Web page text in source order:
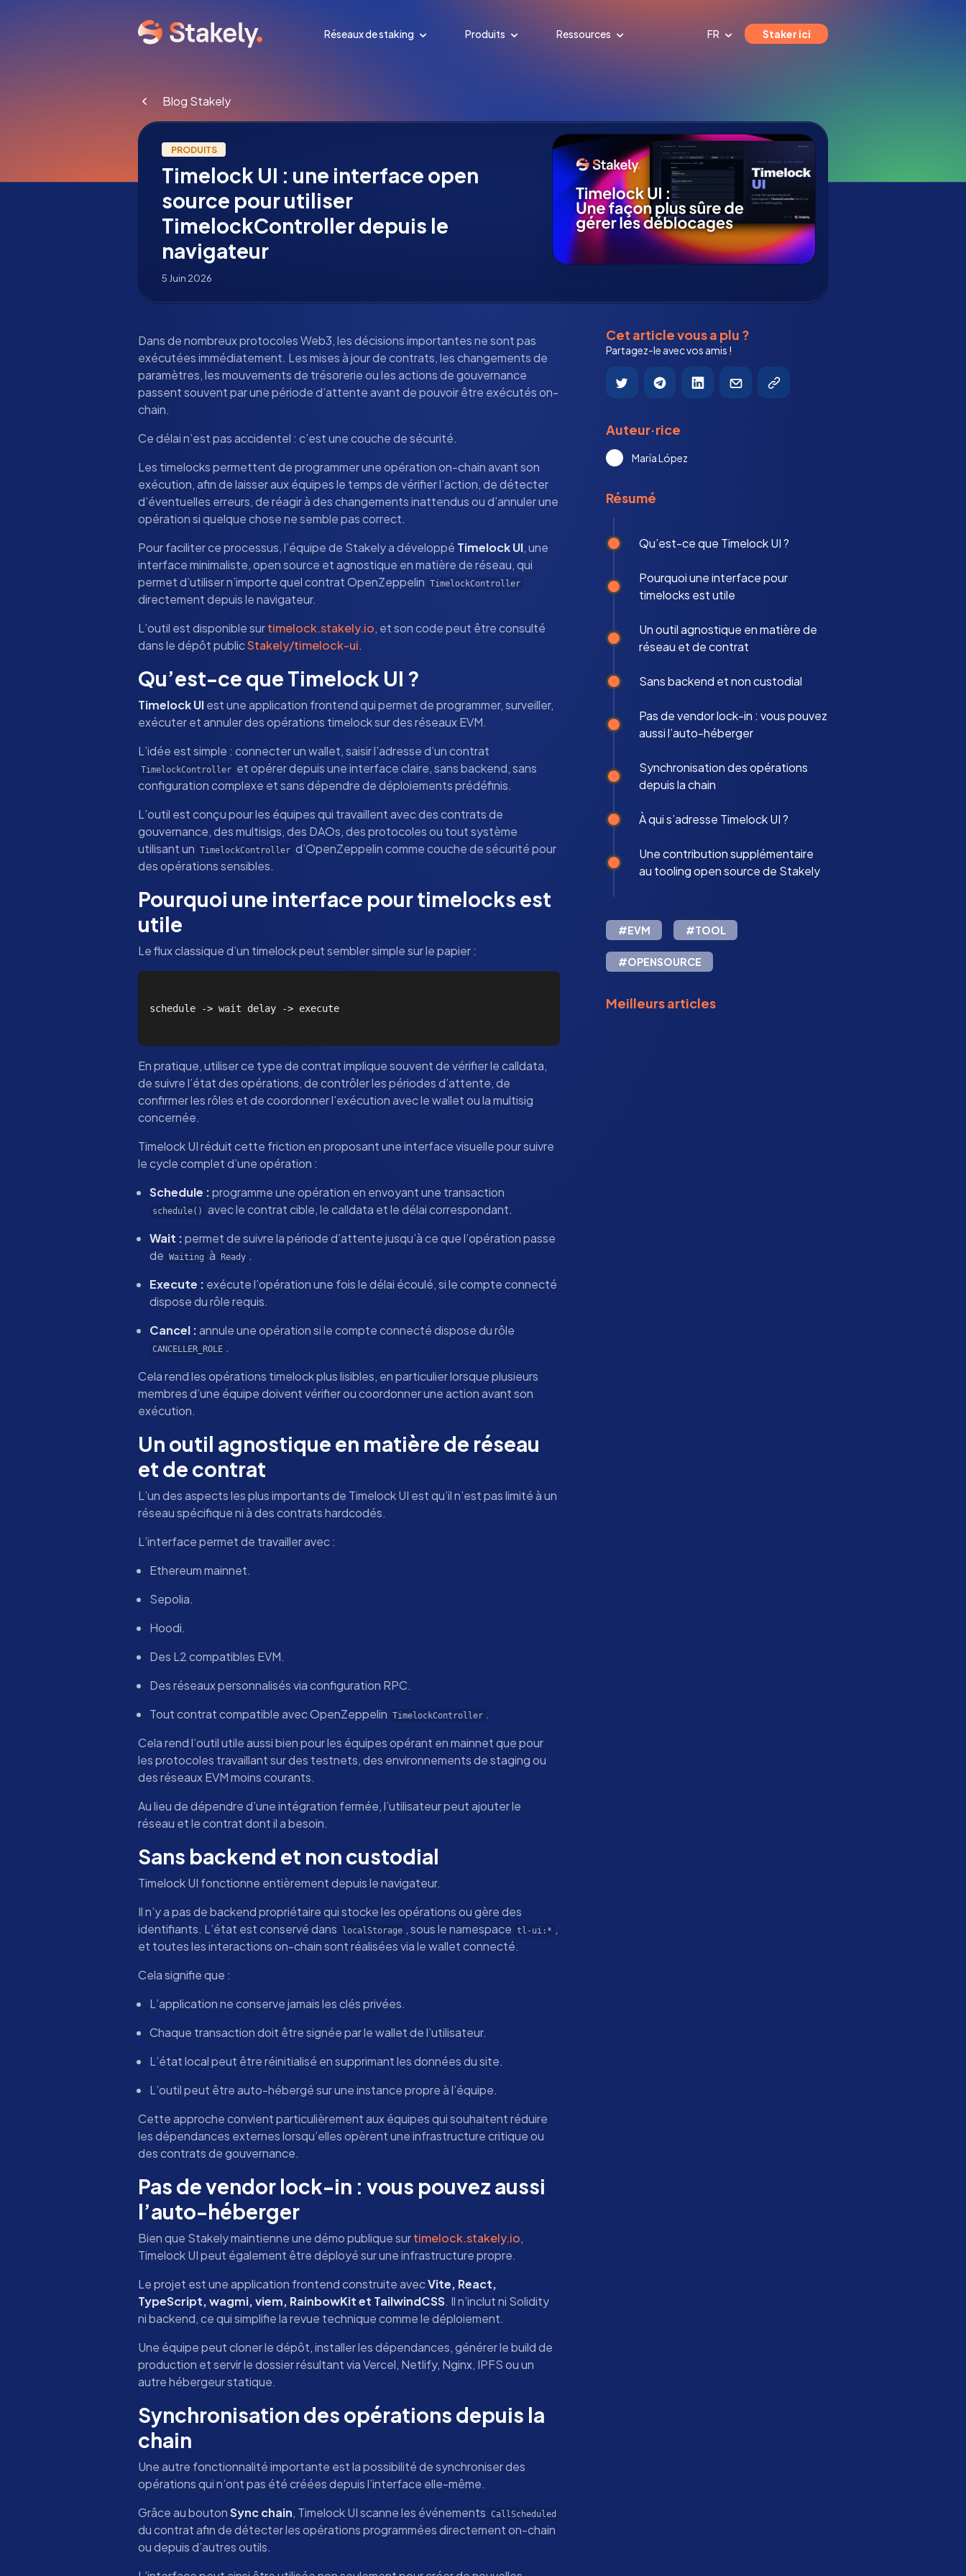
Réseaux de staking Produits Ressources FR Staker ici
Blog Stakely
PRODUITS
Timelock UI : une interface open
source pour utiliser
TimelockController depuis le
navigateur
5 Juin 2026
Dans de nombreux protocoles Web3, les décisions importantes ne sont pas
exécutées immédiatement. Les mises à jour de contrats, les changements de
paramètres, les mouvements de trésorerie ou les actions de gouvernance
passent souvent par une période d’attente avant de pouvoir être exécutés on-
chain.
Ce délai n’est pas accidentel : c’est une couche de sécurité.
Les timelocks permettent de programmer une opération on-chain avant son
exécution, afin de laisser aux équipes le temps de vérifier l’action, de détecter
d’éventuelles erreurs, de réagir à des changements inattendus ou d’annuler une
opération si quelque chose ne semble pas correct.
Pour faciliter ce processus, l’équipe de Stakely a développé Timelock UI, une
interface minimaliste, open source et agnostique en matière de réseau, qui
permet d’utiliser n’importe quel contrat OpenZeppelin TimelockController
directement depuis le navigateur.
L’outil est disponible surtimelock.stakely.io, et son code peut être consulté
dans le dépôt publicStakely/timelock-ui.
Qu’est-ce que Timelock UI ?
Timelock UIest une application frontend qui permet de programmer, surveiller,
exécuter et annuler des opérations timelock sur des réseaux EVM.
L’idée est simple : connecter un wallet, saisir l’adresse d’un contrat
TimelockController et opérer depuis une interface claire, sans backend, sans
configuration complexe et sans dépendre de déploiements prédéfinis.
L’outil est conçu pour les équipes qui travaillent avec des contrats de
gouvernance, des multisigs, des DAOs, des protocoles ou tout système
utilisant un TimelockController d’OpenZeppelin comme couche de sécurité pour
des opérations sensibles.
Pourquoi une interface pour timelocks est
utile
Le flux classique d’un timelock peut sembler simple sur le papier :
schedule -> wait delay -> execute
En pratique, utiliser ce type de contrat implique souvent de vérifier le calldata,
de suivre l’état des opérations, de contrôler les périodes d’attente, de
confirmer les rôles et de coordonner l’exécution avec le wallet ou la multisig
concernée.
Timelock UI réduit cette friction en proposant une interface visuelle pour suivre
le cycle complet d’une opération :
Schedule :programme une opération en envoyant une transaction
schedule()
avec le contrat cible, le calldata et le délai correspondant.
Wait :permet de suivre la période d’attente jusqu’à ce que l’opération passe
de Waiting à Ready .
Execute : exécute l’opération une fois le délai écoulé, si le compte connecté
dispose du rôle requis.
Cancel :annule une opération si le compte connecté dispose du rôle
CANCELLER_ROLE .
Cela rend les opérations timelock plus lisibles, en particulier lorsque plusieurs
membres d’une équipe doivent vérifier ou coordonner une action avant son
exécution.
Un outil agnostique en matière de réseau
et de contrat
L’un des aspects les plus importants de Timelock UI est qu’il n’est pas limité à un
réseau spécifique ni à des contrats hardcodés.
L’interface permet de travailler avec :
Ethereum mainnet.
Sepolia.
Hoodi.
Des L2 compatibles EVM.
Des réseaux personnalisés via configuration RPC.
Tout contrat compatible avec OpenZeppelin TimelockController .
Cela rend l’outil utile aussi bien pour les équipes opérant en mainnet que pour
les protocoles travaillant sur des testnets, des environnements de staging ou
des réseaux EVM moins courants.
Au lieu de dépendre d’une intégration fermée, l’utilisateur peut ajouter le
réseau et le contrat dont il a besoin.
Sans backend et non custodial
Timelock UI fonctionne entièrement depuis le navigateur.
Il n’y a pas de backend propriétaire qui stocke les opérations ou gère des
identifiants. L’état est conservé dans
localStorage , sous le namespace tl-ui:* ,
et toutes les interactions on-chain sont réalisées via le wallet connecté.
Cela signifie que :
L’application ne conserve jamais les clés privées.
Chaque transaction doit être signée par le wallet de l’utilisateur.
L’état local peut être réinitialisé en supprimant les données du site.
L’outil peut être auto-hébergé sur une instance propre à l’équipe.
Cette approche convient particulièrement aux équipes qui souhaitent réduire
les dépendances externes lorsqu’elles opèrent une infrastructure critique ou
des contrats de gouvernance.
Pas de vendor lock-in : vous pouvez aussi
l’auto-héberger
Bien que Stakely maintienne une démo publique surtimelock.stakely.io,
Timelock UI peut également être déployé sur une infrastructure propre.
Le projet est une application frontend construite avecVite, React,
TypeScript, wagmi, viem, RainbowKit et TailwindCSS. Il n’inclut ni Solidity
ni backend, ce qui simplifie la revue technique comme le déploiement.
Une équipe peut cloner le dépôt, installer les dépendances, générer le build de
production et servir le dossier résultant via Vercel, Netlify, Nginx, IPFS ou un
autre hébergeur statique.
Synchronisation des opérations depuis la
chain
Une autre fonctionnalité importante est la possibilité de synchroniser des
opérations qui n’ont pas été créées depuis l’interface elle-même.
Grâce au boutonSync chain, Timelock UI scanne les événements CallScheduled
du contrat afin de détecter les opérations programmées directement on-chain
ou depuis d’autres outils.
Cet article vous a plu ?
Partagez-le avec vos amis !
Auteur·rice
María López
Résumé
Qu’est-ce que Timelock UI ?
Pourquoi une interface pour
timelocks est utile
Un outil agnostique en matière de
réseau et de contrat
Sans backend et non custodial
Pas de vendor lock-in : vous pouvez
aussi l’auto-héberger
Synchronisation des opérations
depuis la chain
À qui s’adresse Timelock UI ?
Une contribution supplémentaire
au tooling open source de Stakely
#EVM #TOOL
#OPENSOURCE
Meilleurs articles